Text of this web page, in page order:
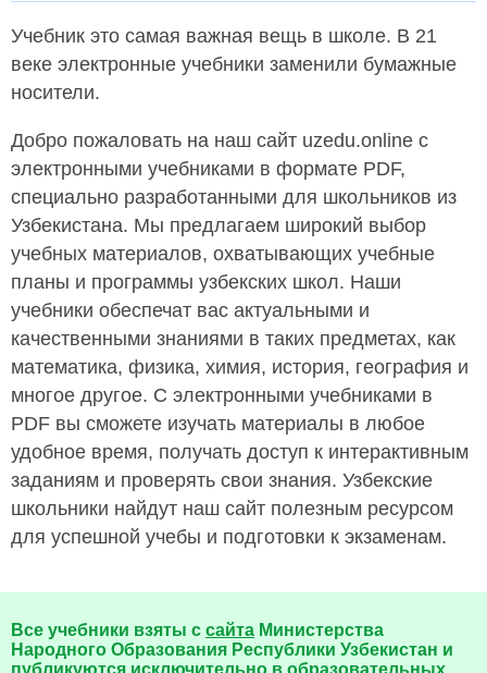
Учебник это самая важная вещь в школе. В 21
веке электронные учебники заменили бумажные
носители.
Добро пожаловать на наш сайт uzedu.online с
электронными учебниками в формате PDF,
специально разработанными для школьников из
Узбекистана. Мы предлагаем широкий выбор
учебных материалов, охватывающих учебные
планы и программы узбекских школ. Наши
учебники обеспечат вас актуальными и
качественными знаниями в таких предметах, как
математика, физика, химия, история, география и
многое другое. С электронными учебниками в
PDF вы сможете изучать материалы в любое
удобное время, получать доступ к интерактивным
заданиям и проверять свои знания. Узбекские
школьники найдут наш сайт полезным ресурсом
для успешной учебы и подготовки к экзаменам.
Все учебники взяты с сайта Министерства
Народного Образования Республики Узбекистан и